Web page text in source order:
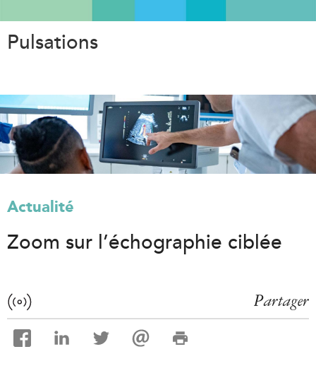
Pulsations
Actualité
Zoom sur l’échographie ciblée
Partager